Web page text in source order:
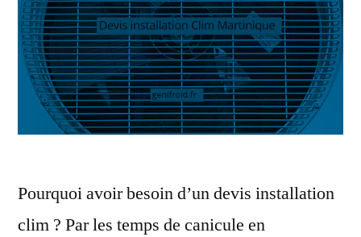
Pourquoi avoir besoin d’un devis installation
clim ? Par les temps de canicule en